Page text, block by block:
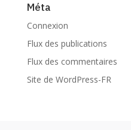
Méta
Connexion
Flux des publications
Flux des commentaires
Site de WordPress-FR